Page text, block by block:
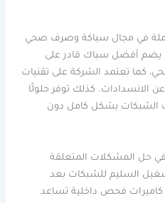
في مجال سباكة وصرف صحي
يضم أفضل سباك قادر على
كما تعتمد الشركة على تقنيات
الانسدادات. كذلك توفر حلولًا
الشبكات بشكل كامل دون
في حل المشكلات المتعلقة
السليم للشبكات بعد
كاميرات فحص داخلية تساعد